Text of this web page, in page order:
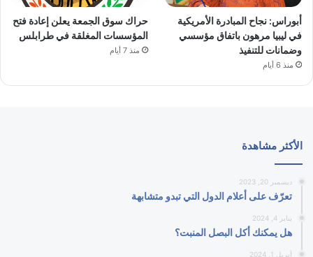
أبوراس: نجاح المبادرة الأمريكية
في ليبيا مرهون باتفاق مؤسسي
وضمانات للتنفيذ
منذ 6 أيام
حراك سوق الجمعة يعلن إعادة فتح
المؤسسات المغلقة في طرابلس
منذ 7 أيام
الأكثر مشاهدة
ديسمبر 20, 2023
تعرّف على أعلام الدول التي تبدو متشابهة
يناير 4, 2024
هل يمكنك أكل البصل المنبت؟
أبريل 1, 2024